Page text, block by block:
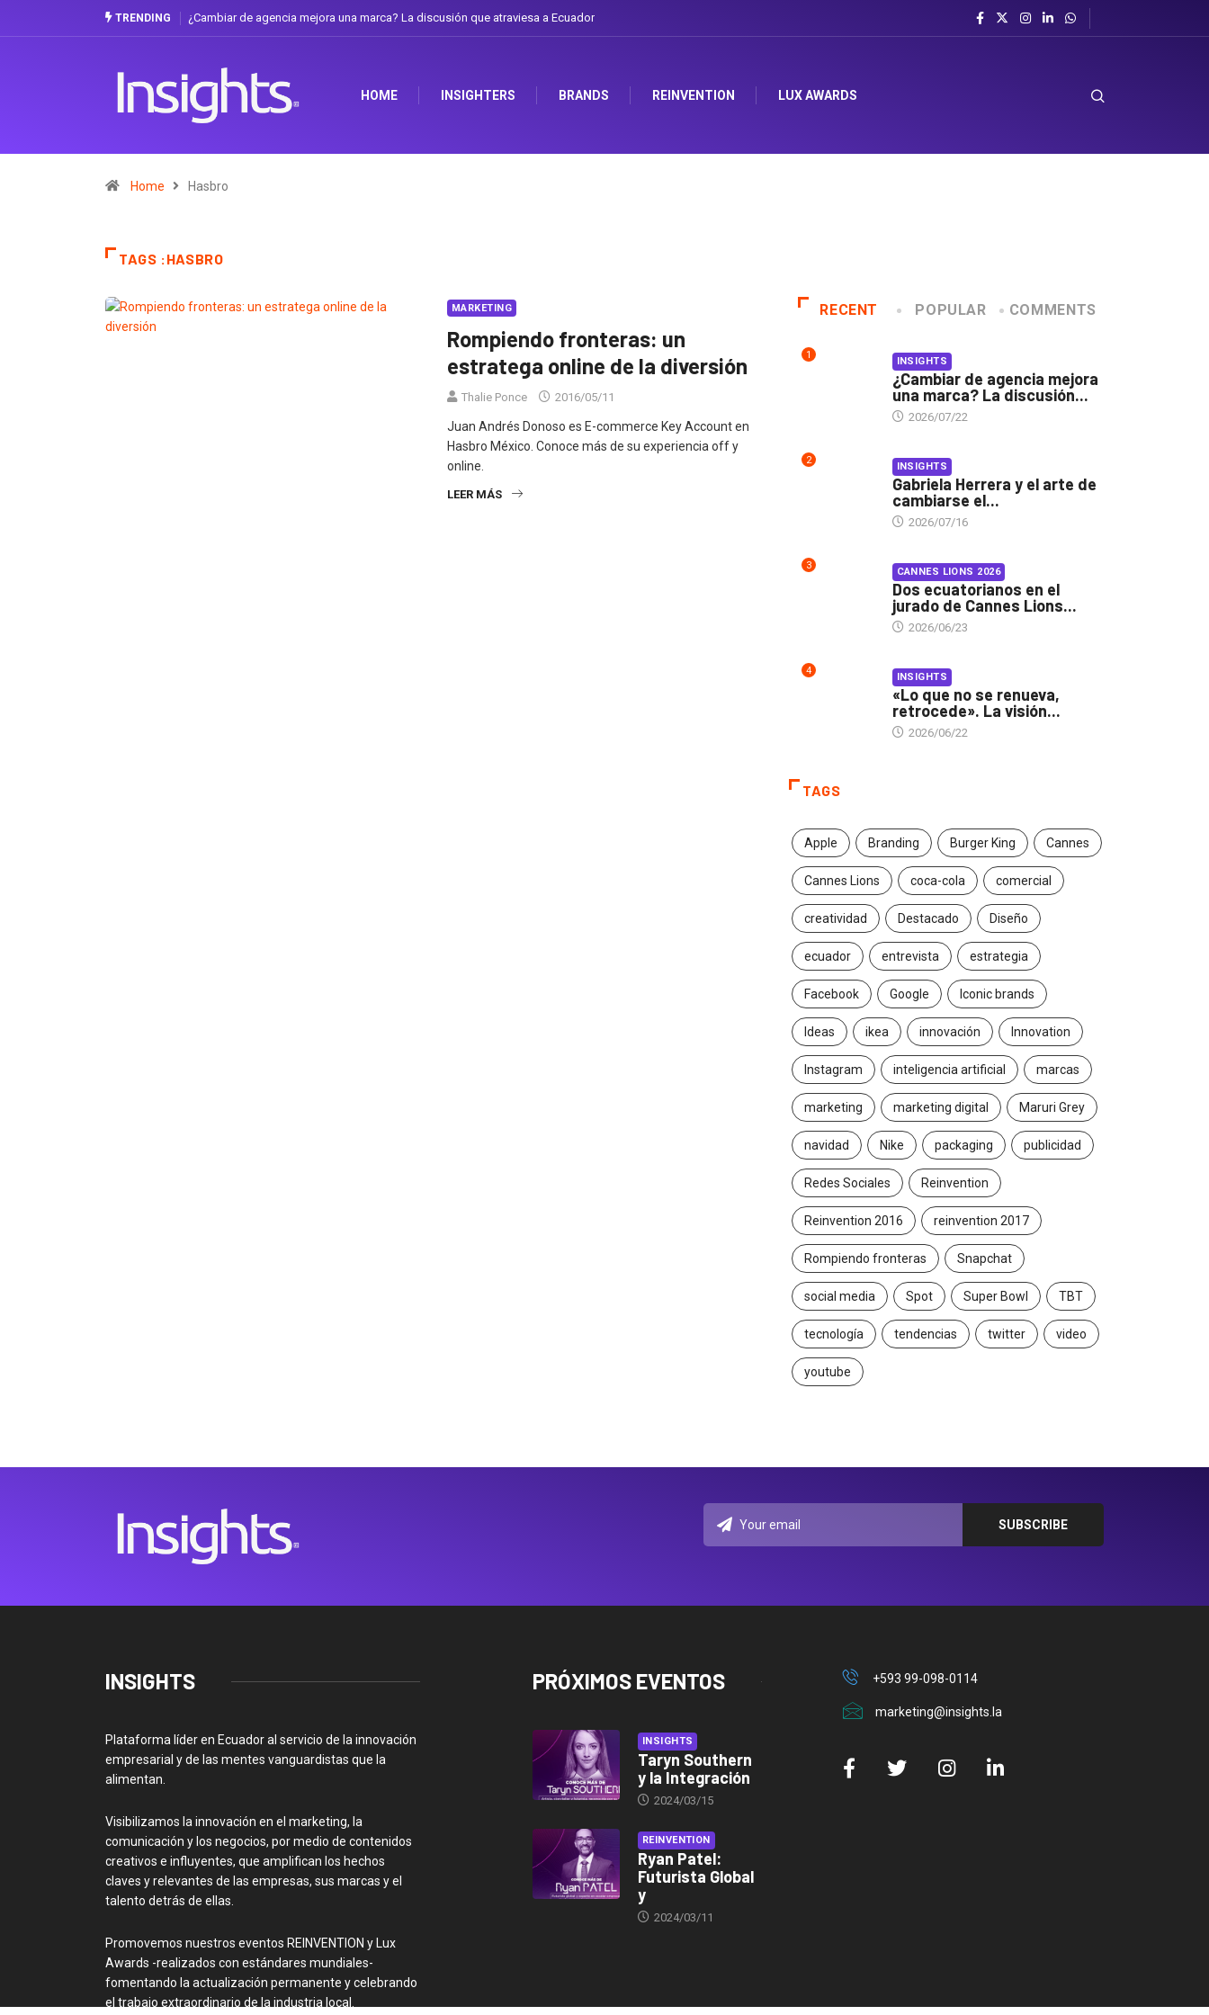
TRENDING ¿Cambiar de agencia mejora una marca? La discusión que atraviesa a Ecuador
HOME INSIGHTERS BRANDS REINVENTION LUX AWARDS
Home Hasbro
TAGS :HASBRO
MARKETING
Rompiendo fronteras: un
estratega online de la diversión
Thalie Ponce 2016/05/11
Juan Andrés Donoso es E-commerce Key Account en
Hasbro México. Conoce más de su experiencia off y
online.
LEER MÁS
RECENT POPULAR COMMENTS
1 INSIGHTS
¿Cambiar de agencia mejora
una marca? La discusión...
2026/07/22
2 INSIGHTS
Gabriela Herrera y el arte de
cambiarse el...
2026/07/16
3 CANNES LIONS 2026
Dos ecuatorianos en el
jurado de Cannes Lions...
2026/06/23
4 INSIGHTS
«Lo que no se renueva,
retrocede». La visión...
2026/06/22
TAGS
Apple Branding Burger King Cannes
Cannes Lions coca-cola comercial
creatividad Destacado Diseño
ecuador entrevista estrategia
Facebook Google Iconic brands
Ideas ikea innovación Innovation
Instagram inteligencia artificial marcas
marketing marketing digital Maruri Grey
navidad Nike packaging publicidad
Redes Sociales Reinvention
Reinvention 2016 reinvention 2017
Rompiendo fronteras Snapchat
social media Spot Super Bowl TBT
tecnología tendencias twitter video
youtube
INSIGHTS
Plataforma líder en Ecuador al servicio de la innovación
empresarial y de las mentes vanguardistas que la
alimentan.
Visibilizamos la innovación en el marketing, la
comunicación y los negocios, por medio de contenidos
creativos e influyentes, que amplifican los hechos
claves y relevantes de las empresas, sus marcas y el
talento detrás de ellas.
Promovemos nuestros eventos REINVENTION y Lux
Awards -realizados con estándares mundiales-
fomentando la actualización permanente y celebrando
el trabajo extraordinario de la industria local.
PRÓXIMOS EVENTOS
INSIGHTS
Taryn Southern
y la Integración
2024/03/15
REINVENTION
Ryan Patel:
Futurista Global
y
2024/03/11
+593 99-098-0114
marketing@insights.la